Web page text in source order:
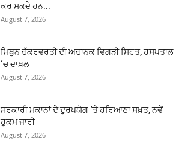
ਕਰ ਸਕਦੇ ਹਨ...
August 7, 2026
ਮਿਥੁਨ ਚੱਕਰਵਰਤੀ ਦੀ ਅਚਾਨਕ ਵਿਗੜੀ ਸਿਹਤ, ਹਸਪਤਾਲ
‘ਚ ਦਾਖ਼ਲ
August 7, 2026
ਸਰਕਾਰੀ ਮਕਾਨਾਂ ਦੇ ਦੁਰਪਯੋਗ ‘ਤੇ ਹਰਿਆਣਾ ਸਖ਼ਤ, ਨਵੇਂ
ਹੁਕਮ ਜਾਰੀ
August 7, 2026